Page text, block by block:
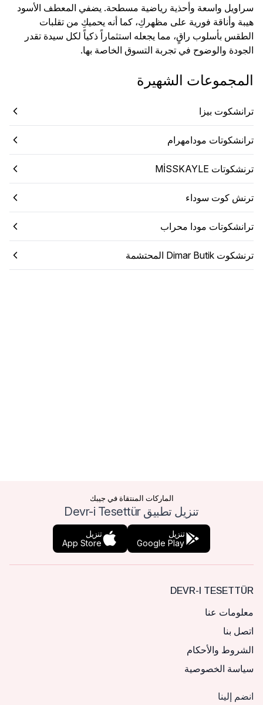
سراويل واسعة وأحذية رياضية مسطحة. يضفي المعطف الأسود
هيبة وأناقة فورية على مظهركِ، كما أنه يحميكِ من تقلبات
الطقس بأسلوب راقٍ، مما يجعله استثماراً ذكياً لكل سيدة تقدر
الجودة والوضوح في تجربة التسوق الخاصة بها.
المجموعات الشهيرة
ترانشكوت بيزا
ترانشكوتات مودامهرام
ترنشكوتات MİSSKAYLE
ترنش كوت سوداء
ترانشكوتات مودا محراب
ترنشكوت Dimar Butik المحتشمة
الماركات المنتقاة في جيبك
تنزيل تطبيق Devr-i Tesettür
تنزيل
Google Play
تنزيل
App Store
DEVR-I TESETTÜR
معلومات عنا
اتصل بنا
الشروط والأحكام
سياسة الخصوصية
انضم إلينا